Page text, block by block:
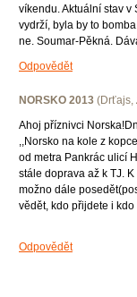
víkendu. Aktuální stav v
vydrží, byla by to
ne. Soumar-Pěkná.
Odpovědět
NORSKO 2013 (Drťajs,
Ahoj příznivci
,,Norsko na kole z
od metra Pankrác ulicí
stále doprava až k TJ.
možno dále
vědět, kdo přijdete i
Odpovědět